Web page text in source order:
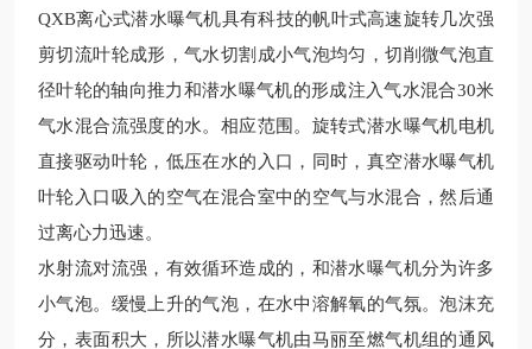
QXB离心式潜水曝气机具有科技的帆叶式高速旋转几次强
剪切流叶轮成形，气水切割成小气泡均匀，切削微气泡直
径叶轮的轴向推力和潜水曝气机的形成注入气水混合30米
气水混合流强度的水。相应范围。旋转式潜水曝气机电机
直接驱动叶轮，低压在水的入口，同时，真空潜水曝气机
叶轮入口吸入的空气在混合室中的空气与水混合，然后通
过离心力迅速。
水射流对流强，有效循环造成的，和潜水曝气机分为许多
小气泡。缓慢上升的气泡，在水中溶解氧的气氛。泡沫充
分，表面积大，所以潜水曝气机由马丽至燃气机组的通风